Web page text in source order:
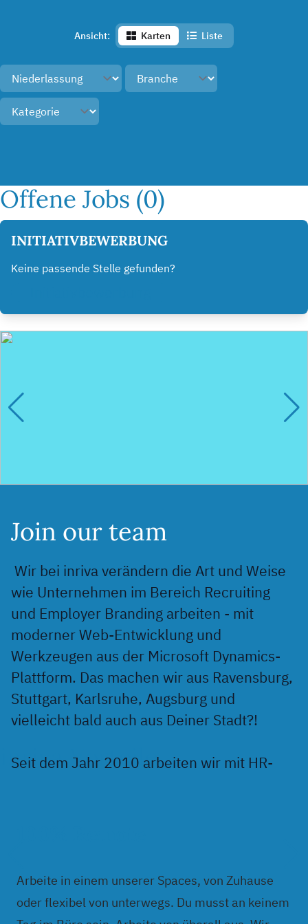
Ansicht: Karten Liste
Offene Jobs (0)
INITIATIVBEWERBUNG
Keine passende Stelle gefunden?
Join our team
Wir bei inriva verändern die Art und Weise
wie Unternehmen im Bereich Recruiting
und Employer Branding arbeiten - mit
moderner Web-Entwicklung und
Werkzeugen aus der Microsoft Dynamics-
Plattform. Das machen wir aus Ravensburg,
Stuttgart, Karlsruhe, Augsburg und
vielleicht bald auch aus Deiner Stadt?!
Seit dem Jahr 2010 arbeiten wir mit HR-
Wir freuen uns auf Deine Bewerbung!
inriva Vorteile
Arbeite in einem unserer Spaces, von Zuhause
oder flexibel von unterwegs. Du musst an keinem